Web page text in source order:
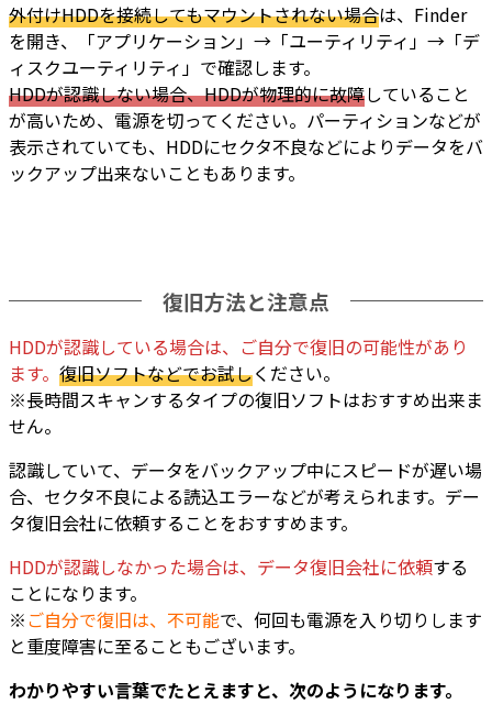
外付けHDDを接続してもマウントされない場合は、Finder
を開き、「アプリケーション」→「ユーティリティ」→「デ
ィスクユーティリティ」で確認します。
HDDが認識しない場合、HDDが物理的に故障していること
が高いため、電源を切ってください。パーティションなどが
表示されていても、HDDにセクタ不良などによりデータをバ
ックアップ出来ないこともあります。
復旧方法と注意点
HDDが認識している場合は、ご自分で復旧の可能性があり
ます。 復旧ソフトなどでお試しください。
※長時間スキャンするタイプの復旧ソフトはおすすめ出来ま
せん。
認識していて、データをバックアップ中にスピードが遅い場
合、セクタ不良による読込エラーなどが考えられます。デー
タ復旧会社に依頼することをおすすめます。
HDDが認識しなかった場合は、データ復旧会社に依頼する
ことになります。
※ご自分で復旧は、不可能で、何回も電源を入り切りします
と重度障害に至ることもございます。
わかりやすい言葉でたとえますと、次のようになります。